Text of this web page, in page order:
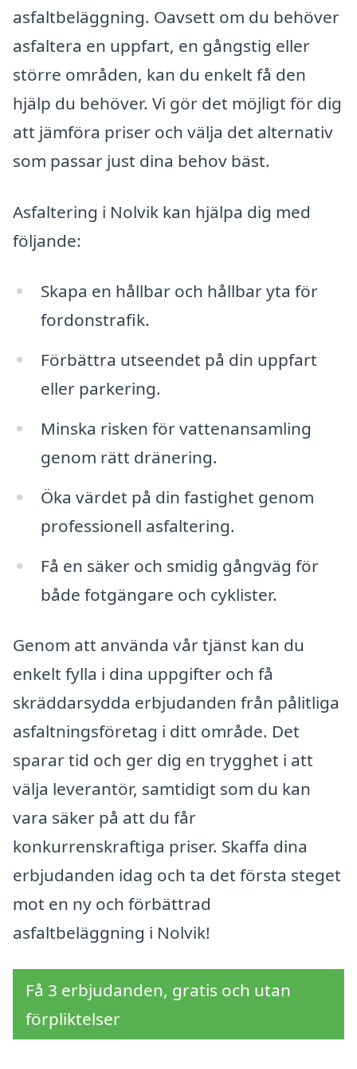
asfaltbeläggning. Oavsett om du behöver
asfaltera en uppfart, en gångstig eller
större områden, kan du enkelt få den
hjälp du behöver. Vi gör det möjligt för dig
att jämföra priser och välja det alternativ
som passar just dina behov bäst.
Asfaltering i Nolvik kan hjälpa dig med
följande:
Skapa en hållbar och hållbar yta för
fordonstrafik.
Förbättra utseendet på din uppfart
eller parkering.
Minska risken för vattenansamling
genom rätt dränering.
Öka värdet på din fastighet genom
professionell asfaltering.
Få en säker och smidig gångväg för
både fotgängare och cyklister.
Genom att använda vår tjänst kan du
enkelt fylla i dina uppgifter och få
skräddarsydda erbjudanden från pålitliga
asfaltningsföretag i ditt område. Det
sparar tid och ger dig en trygghet i att
välja leverantör, samtidigt som du kan
vara säker på att du får
konkurrenskraftiga priser. Skaffa dina
erbjudanden idag och ta det första steget
mot en ny och förbättrad
asfaltbeläggning i Nolvik!
Få 3 erbjudanden, gratis och utan
förpliktelser